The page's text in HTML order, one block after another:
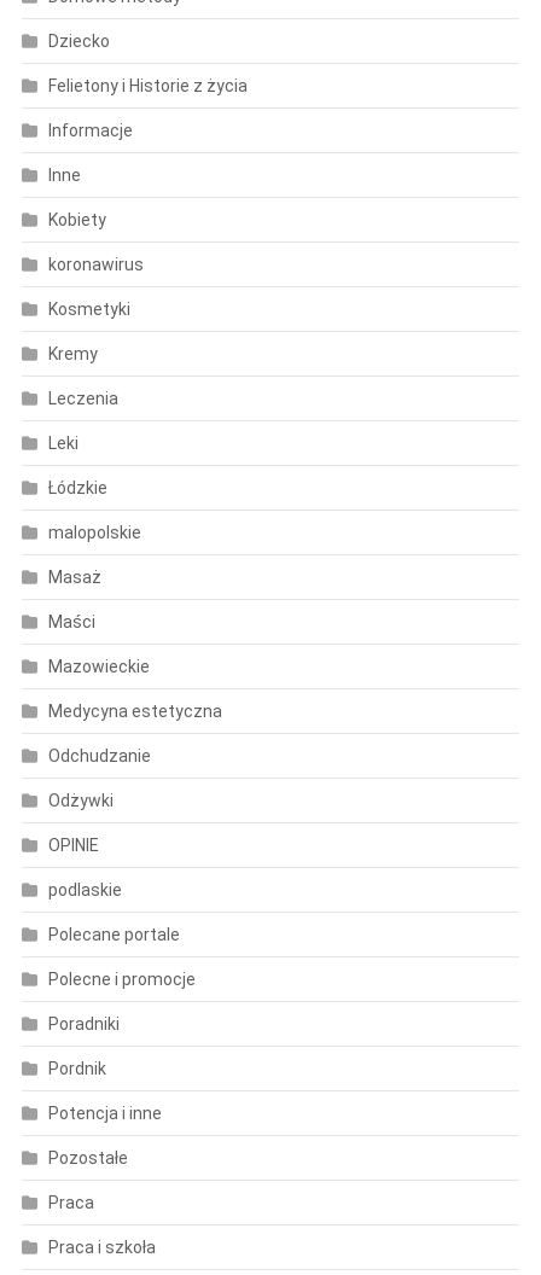
Dziecko
Felietony i Historie z życia
Informacje
Inne
Kobiety
koronawirus
Kosmetyki
Kremy
Leczenia
Leki
Łódzkie
malopolskie
Masaż
Maści
Mazowieckie
Medycyna estetyczna
Odchudzanie
Odżywki
OPINIE
podlaskie
Polecane portale
Polecne i promocje
Poradniki
Pordnik
Potencja i inne
Pozostałe
Praca
Praca i szkoła